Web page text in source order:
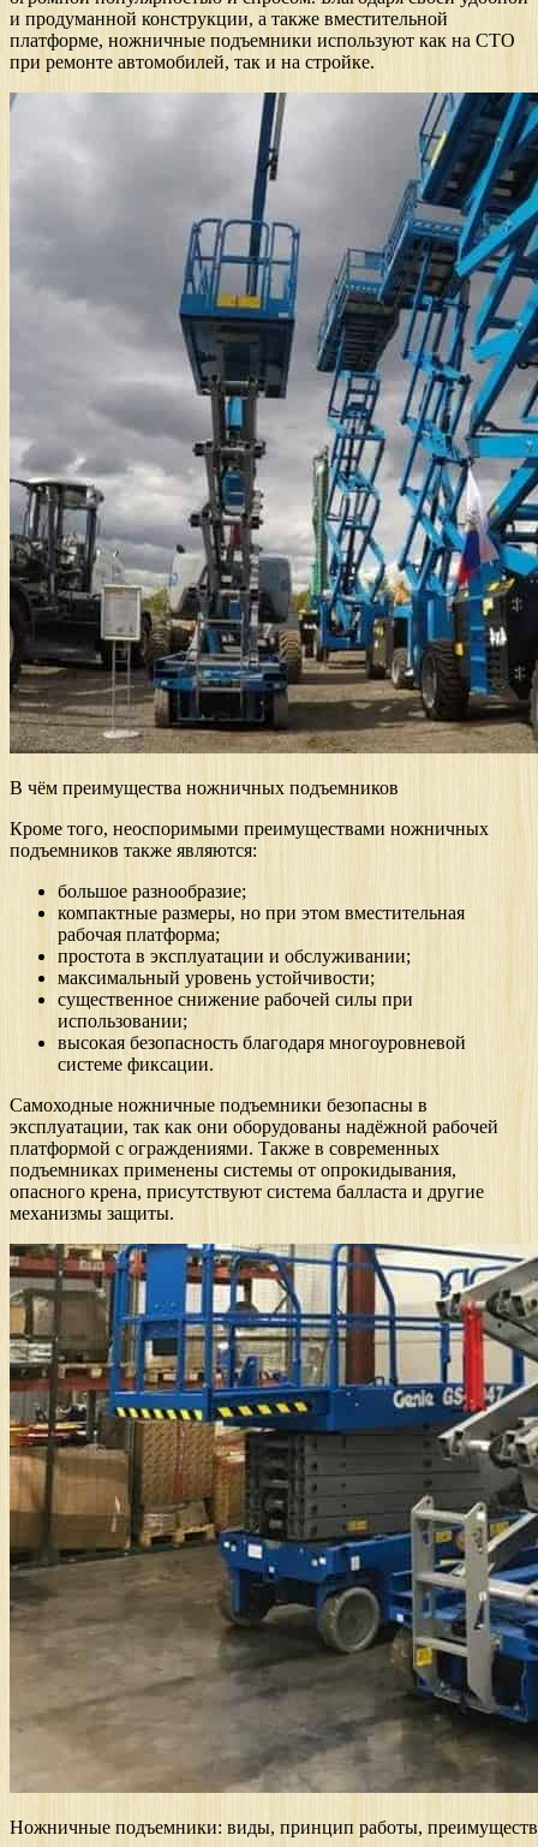
и продуманной конструкции, а также вместительной
платформе, ножничные подъемники используют как на СТО
при ремонте автомобилей, так и на стройке.
В чём преимущества ножничных подъемников
Кроме того, неоспоримыми преимуществами ножничных
подъемников также являются:
большое разнообразие;
компактные размеры, но при этом вместительная
рабочая платформа;
простота в эксплуатации и обслуживании;
максимальный уровень устойчивости;
существенное снижение рабочей силы при
использовании;
высокая безопасность благодаря многоуровневой
системе фиксации.
Самоходные ножничные подъемники безопасны в
эксплуатации, так как они оборудованы надёжной рабочей
платформой с ограждениями. Также в современных
подъемниках применены системы от опрокидывания,
опасного крена, присутствуют система балласта и другие
механизмы защиты.
Ножничные подъемники: виды, принцип работы,